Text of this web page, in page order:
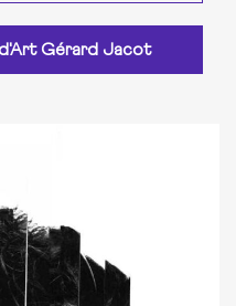
Gérard Jacot